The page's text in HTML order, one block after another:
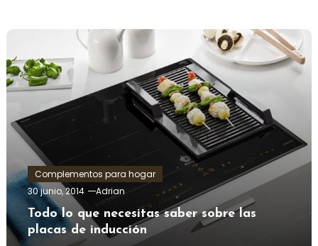
Complementos para hogar
30 junio, 2014
Adrian
Todo lo que necesitas saber sobre las
placas de inducción